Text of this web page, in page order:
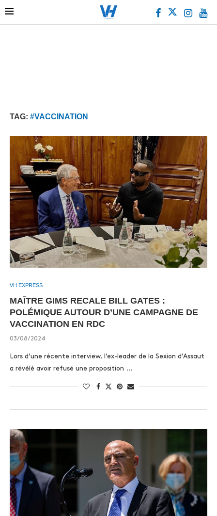
TAG: #VACCINATION
VH EXPRESS
MAÎTRE GIMS RECALE BILL GATES :
POLÉMIQUE AUTOUR D’UNE CAMPAGNE DE
VACCINATION EN RDC
03/08/2024
Lors d’une récente interview, l’ex-leader de la Sexion d’Assaut
a révélé avoir refusé une proposition …